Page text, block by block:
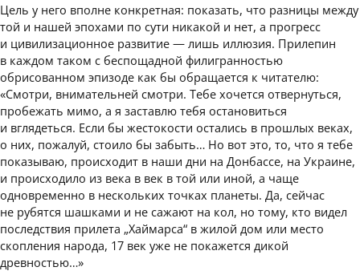
Цель у него вполне конкретная: показать, что разницы между
той и нашей эпохами по сути никакой и нет, а прогресс
и цивилизационное развитие — лишь иллюзия. Прилепин
в каждом таком с беспощадной филигранностью
обрисованном эпизоде как бы обращается к читателю:
«Смотри, внимательней смотри. Тебе хочется отвернуться,
пробежать мимо, а я заставлю тебя остановиться
и вглядеться. Если бы жестокости остались в прошлых веках,
о них, пожалуй, стоило бы забыть… Но вот это, то, что я тебе
показываю, происходит в наши дни на Донбассе, на Украине,
и происходило из века в век в той или иной, а чаще
одновременно в нескольких точках планеты. Да, сейчас
не рубятся шашками и не сажают на кол, но тому, кто видел
последствия прилета „Хаймарса“ в жилой дом или место
скопления народа, 17 век уже не покажется дикой
древностью…»